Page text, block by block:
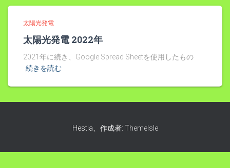
太陽光発電
太陽光発電 2022年
2021年に続き、Google Spread Sheetを使用したもの
続きを読む
Hestia、作成者: ThemeIsle